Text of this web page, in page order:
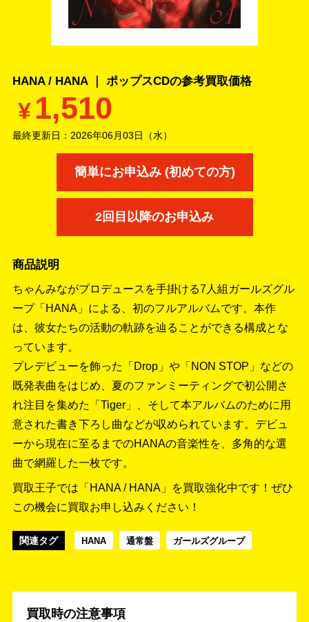
HANA / HANA ｜ ポップスCDの参考買取価格
¥1,510
最終更新日： 2026年06月03日（水）
簡単にお申込み (初めての方)
2回目以降のお申込み
商品説明
ちゃんみながプロデュースを手掛ける7人組ガールズグル
ープ「HANA」による、初のフルアルバムです。本作
は、彼女たちの活動の軌跡を辿ることができる構成とな
っています。
プレデビューを飾った「Drop」や「NON STOP」などの
既発表曲をはじめ、夏のファンミーティングで初公開さ
れ注目を集めた「Tiger」、そして本アルバムのために用
意された書き下ろし曲などが収められています。デビュ
ーから現在に至るまでのHANAの音楽性を、多角的な選
曲で網羅した一枚です。
買取王子では「HANA / HANA」を買取強化中です！ ぜひ
この機会に買取お申し込みください！
関連タグ HANA 通常盤 ガールズグループ
買取時の注意事項